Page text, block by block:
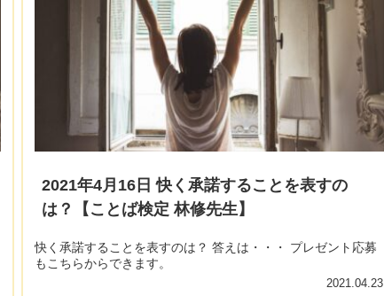
2021年4月16日 快く承諾することを表すの
は？【ことば検定 林修先生】
快く承諾することを表すのは？ 答えは・・・ プレゼント応募
もこちらからできます。
2021.04.23